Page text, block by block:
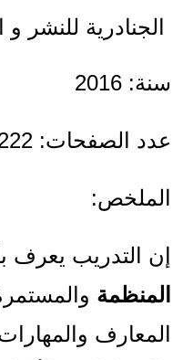
الجنادرية للنشر و
سنة: 2016
عدد الصفحات: 222
الملخص:
إن التدريب يعرف
المنظمة
المعارف